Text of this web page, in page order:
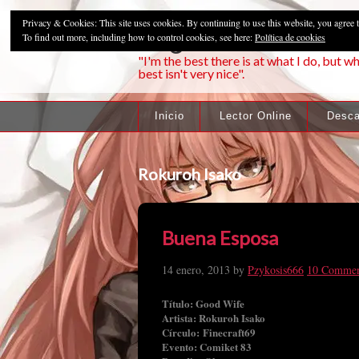
"I'm the best there is at what I do, but
best isn't very nice".
Inicio Lector Online
Rokuroh Isako
Buena Esposa
14 enero, 2013 by Pzykosis666 10
Título: Good Wife
Artista: Rokuroh Isako
Círculo: Finecraft69
Evento: Comiket 83
Privacy & Cookies: This site uses cookies. By continuing to use this website, you agree
To find out more, including how to control cookies, see here:Política de cookies